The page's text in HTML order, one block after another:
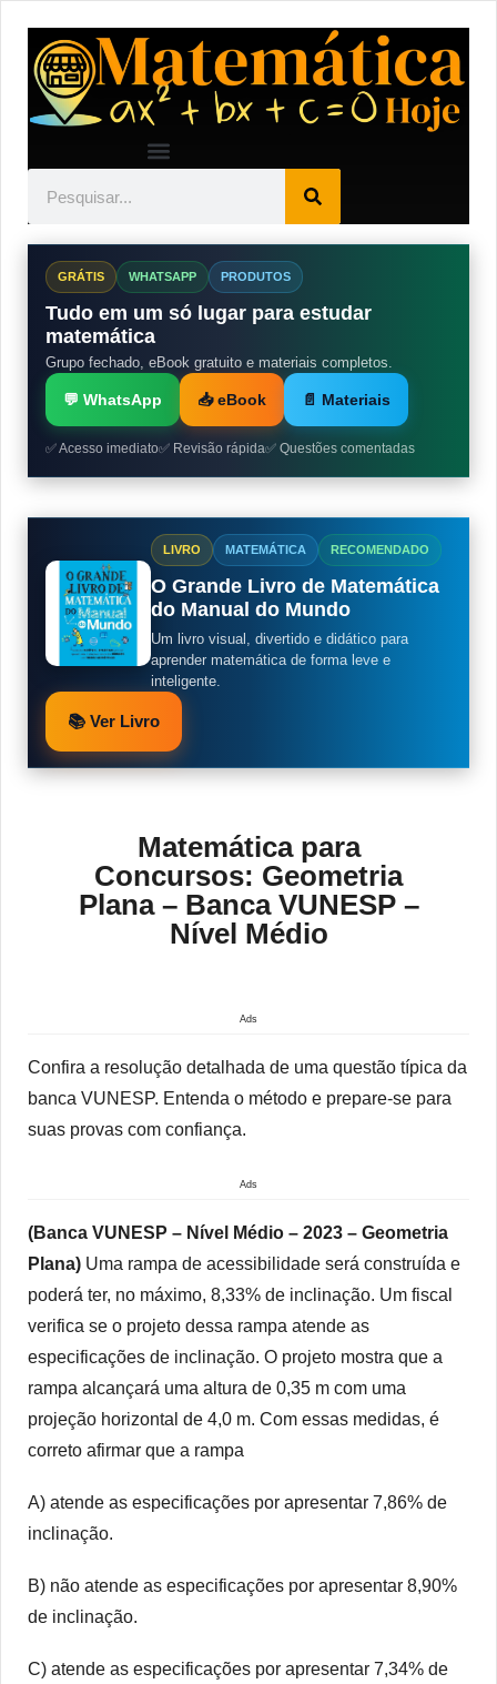
GRÁTIS WHATSAPP PRODUTOS
Tudo em um só lugar para estudar
matemática
Grupo fechado, eBook gratuito e materiais completos.
💬 WhatsApp 📥 eBook 📄 Materiais
✅ Acesso imediato✅ Revisão rápida✅ Questões comentadas
LIVRO MATEMÁTICA RECOMENDADO
O Grande Livro de Matemática
do Manual do Mundo
Um livro visual, divertido e didático para
aprender matemática de forma leve e
inteligente.
📚 Ver Livro
Matemática para
Concursos: Geometria
Plana – Banca VUNESP –
Nível Médio
Ads
Confira a resolução detalhada de uma questão típica da
banca VUNESP. Entenda o método e prepare-se para
suas provas com confiança.
Ads
(Banca VUNESP – Nível Médio – 2023 – Geometria
Plana) Uma rampa de acessibilidade será construída e
poderá ter, no máximo, 8,33% de inclinação. Um fiscal
verifica se o projeto dessa rampa atende as
especificações de inclinação. O projeto mostra que a
rampa alcançará uma altura de 0,35 m com uma
projeção horizontal de 4,0 m. Com essas medidas, é
correto afirmar que a rampa
A) atende as especificações por apresentar 7,86% de
inclinação.
B) não atende as especificações por apresentar 8,90%
de inclinação.
C) atende as especificações por apresentar 7,34% de